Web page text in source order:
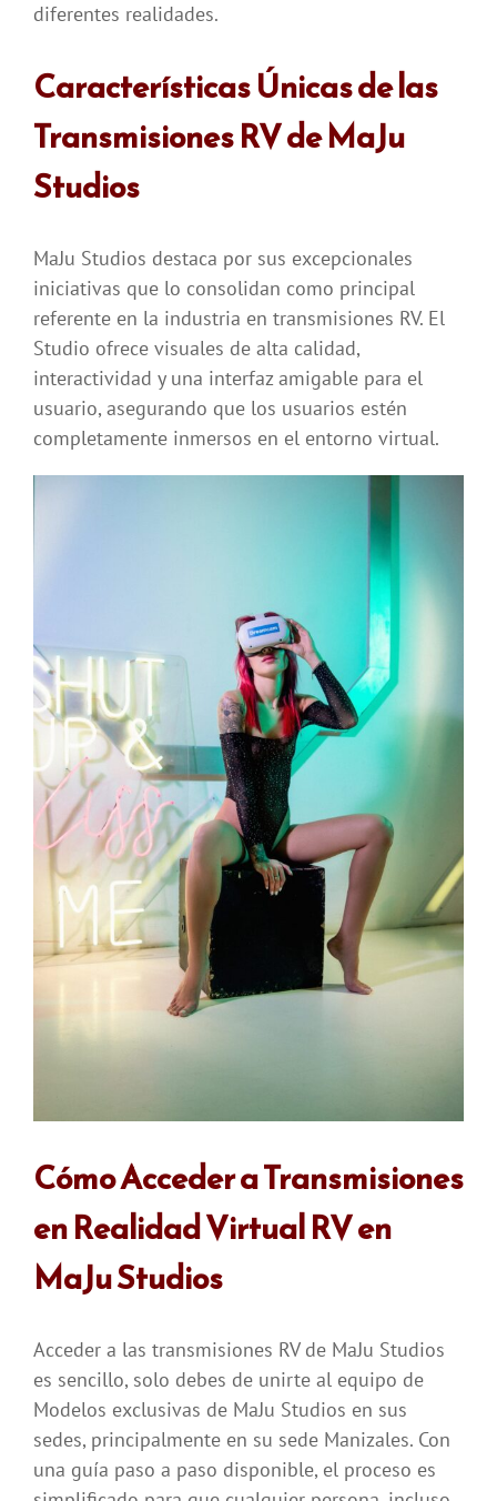
diferentes realidades.
Características Únicas de las
Transmisiones RV de MaJu
Studios
MaJu Studios destaca por sus excepcionales
iniciativas que lo consolidan como principal
referente en la industria en transmisiones RV. El
Studio ofrece visuales de alta calidad,
interactividad y una interfaz amigable para el
usuario, asegurando que los usuarios estén
completamente inmersos en el entorno virtual.
Cómo Acceder a Transmisiones
en Realidad Virtual RV en
MaJu Studios
Acceder a las transmisiones RV de MaJu Studios
es sencillo, solo debes de unirte al equipo de
Modelos exclusivas de MaJu Studios en sus
sedes, principalmente en su sede Manizales. Con
una guía paso a paso disponible, el proceso es